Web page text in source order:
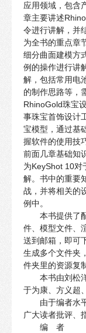
应用领域，包含
章主要讲述
令进行讲解，并
为全书的重点章
细分曲面建模方
例的操作进行讲
解，包括常用电
的制作思路等，
RhinoGold珠宝
事珠宝首饰设计
宝模型，通过基
握软件的使用技
前面几章基础知
为KeyShot 10对
解。书中的重要
战，并将相关的
例中。
本书提供了
件、模型文件、
送到邮箱，即可
生成多个文件夹
件夹里的资源复
本书由刘松
于为康、方义超
由于编者水
广大读者批评、
编 者